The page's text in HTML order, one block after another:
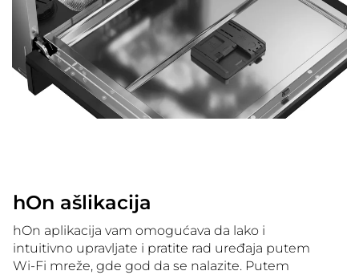
hOn ašlikacija
hOn aplikacija vam omogućava da lako i
intuitivno upravljate i pratite rad uređaja putem
Wi-Fi mreže, gde god da se nalazite. Putem